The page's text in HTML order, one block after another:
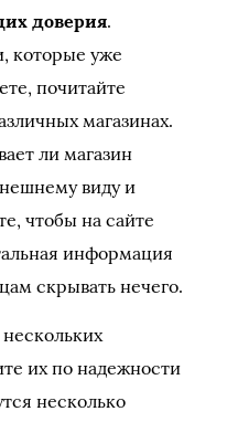
доверия.
которые уже
почитайте
магазинах.
ли магазин
виду и
чтобы на сайте
информация
скрывать нечего.
их по надежности
несколько